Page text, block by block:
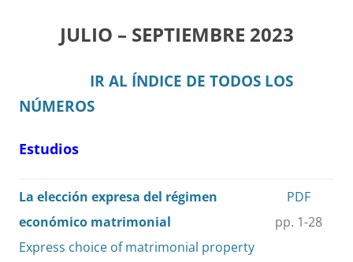
JULIO – SEPTIEMBRE 2023
IR AL ÍNDICE DE TODOS LOS
NÚMEROS
Estudios
La elección expresa del régimen
económico matrimonial
Express choice of matrimonial property
PDF
pp. 1-28